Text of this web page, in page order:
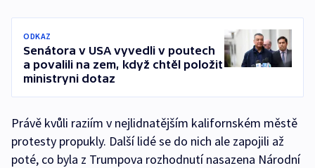
ODKAZ
Senátora v USA vyvedli v poutech
a povalili na zem, když chtěl položit
ministryni dotaz
Právě kvůli raziím v nejlidnatějším kalifornském městě
protesty propukly. Další lidé se do nich ale zapojili až
poté, co byla z Trumpova rozhodnutí nasazena Národní